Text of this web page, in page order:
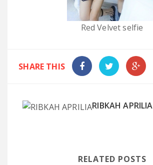
Red Velvet selfie
SHARE THIS
RIBKAH APRILIA
RELATED POSTS